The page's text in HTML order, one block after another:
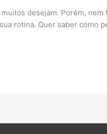
desejam. Porém,
rotina. Quer saber como